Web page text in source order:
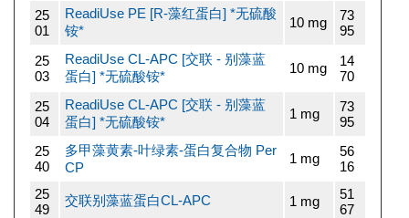
25
01
ReadiUse PE [R-藻红蛋白] *无硫酸
铵*
10 mg
73
95
25
03
ReadiUse CL-APC [交联 - 别藻蓝
蛋白] *无硫酸铵*
10 mg
14
70
25
04
ReadiUse CL-APC [交联 - 别藻蓝
蛋白] *无硫酸铵*
1 mg
73
95
25
40
多甲藻黄素-叶绿素-蛋白复合物 Per
CP
1 mg
56
16
25
49
交联别藻蓝蛋白CL-APC 1 mg
51
67